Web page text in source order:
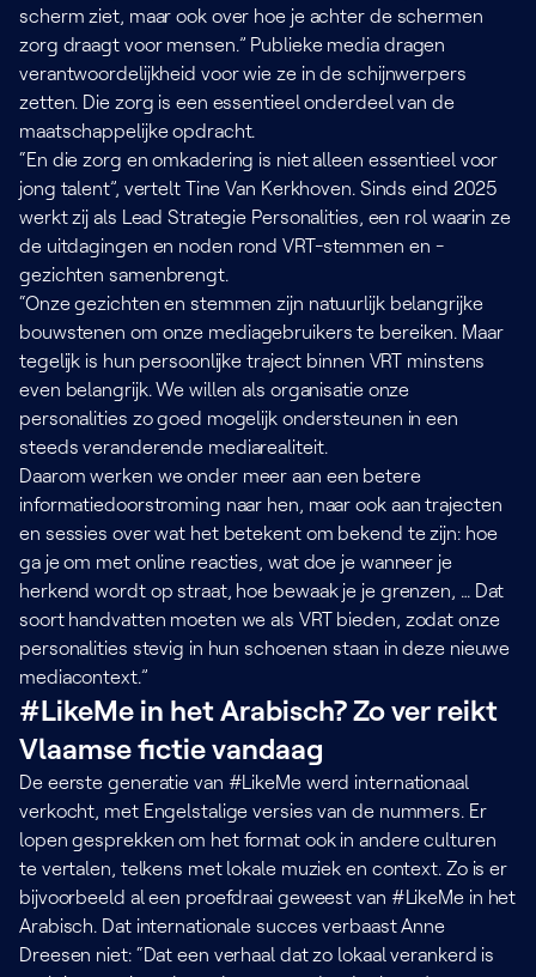
scherm ziet, maar ook over hoe je achter de schermen
zorg draagt voor mensen.” Publieke media dragen
verantwoordelijkheid voor wie ze in de schijnwerpers
zetten. Die zorg is een essentieel onderdeel van de
maatschappelijke opdracht.
“En die zorg en omkadering is niet alleen essentieel voor
jong talent”, vertelt Tine Van Kerkhoven. Sinds eind 2025
werkt zij als Lead Strategie Personalities, een rol waarin ze
de uitdagingen en noden rond VRT-stemmen en -
gezichten samenbrengt.
“Onze gezichten en stemmen zijn natuurlijk belangrijke
bouwstenen om onze mediagebruikers te bereiken. Maar
tegelijk is hun persoonlijke traject binnen VRT minstens
even belangrijk. We willen als organisatie onze
personalities zo goed mogelijk ondersteunen in een
steeds veranderende mediarealiteit.
Daarom werken we onder meer aan een betere
informatiedoorstroming naar hen, maar ook aan trajecten
en sessies over wat het betekent om bekend te zijn: hoe
ga je om met online reacties, wat doe je wanneer je
herkend wordt op straat, hoe bewaak je je grenzen, … Dat
soort handvatten moeten we als VRT bieden, zodat onze
personalities stevig in hun schoenen staan in deze nieuwe
mediacontext.”
#LikeMe in het Arabisch? Zo ver reikt
Vlaamse fictie vandaag
De eerste generatie van #LikeMe werd internationaal
verkocht, met Engelstalige versies van de nummers. Er
lopen gesprekken om het format ook in andere culturen
te vertalen, telkens met lokale muziek en context. Zo is er
bijvoorbeeld al een proefdraai geweest van #LikeMe in het
Arabisch. Dat internationale succes verbaast Anne
Dreesen niet: “Dat een verhaal dat zo lokaal verankerd is